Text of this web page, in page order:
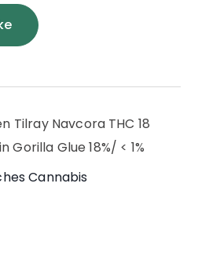
Tilray Navcora THC 18
Glue 18%/ < 1%
Cannabis